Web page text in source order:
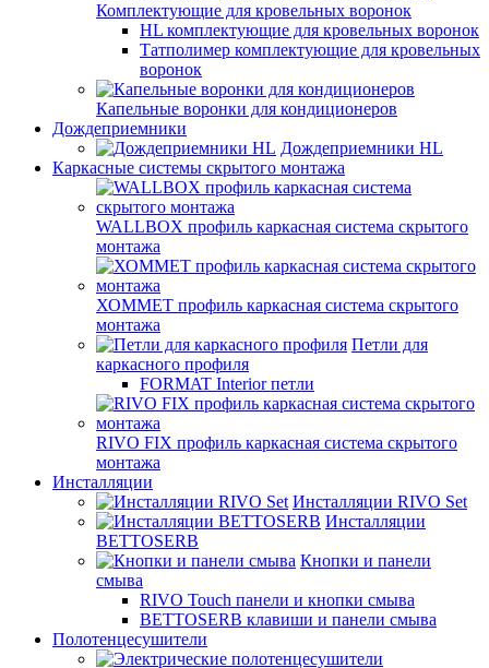
Комплектующие для кровельных воронок
HL комплектующие для кровельных воронок
Татполимер комплектующие для кровельных
воронок
Капельные воронки для кондиционеров
Дождеприемники
Дождеприемники HL
Каркасные системы скрытого монтажа
WALLBOX профиль каркасная система скрытого
монтажа
ХОММЕТ профиль каркасная система скрытого
монтажа
Петли для
каркасного профиля
FORMAT Interior петли
RIVO FIX профиль каркасная система скрытого
монтажа
Инсталляции
Инсталляции RIVO Set
Инсталляции
BETTOSERB
Кнопки и панели
смыва
RIVO Touch панели и кнопки смыва
BETTOSERB клавиши и панели смыва
Полотенцесушители